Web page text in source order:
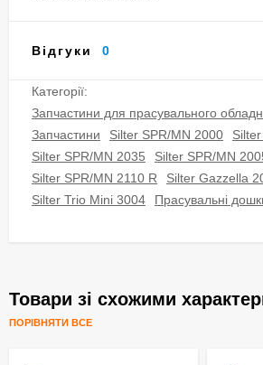
Відгуки 0
Категорії:
Запчастини для прасувального
Запчастини
Silter SPR/MN 2000
Silter SPR/MN 2035
Silter SPR/MN
Silter SPR/MN 2110 R
Silter Gazzella
Silter Trio Mini 3004
Прасувальні
Товари зі схожими
ПОРІВНЯТИ ВСЕ